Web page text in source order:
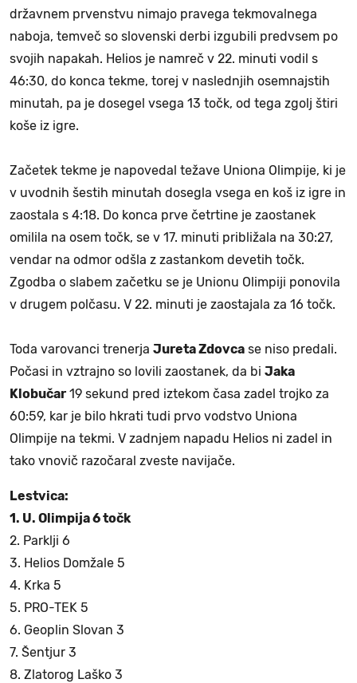
državnem prvenstvu nimajo pravega tekmovalnega
naboja, temveč so slovenski derbi izgubili predvsem po
svojih napakah. Helios je namreč v 22. minuti vodil s
46:30, do konca tekme, torej v naslednjih osemnajstih
minutah, pa je dosegel vsega 13 točk, od tega zgolj štiri
koše iz igre.
Začetek tekme je napovedal težave Uniona Olimpije, ki je
v uvodnih šestih minutah dosegla vsega en koš iz igre in
zaostala s 4:18. Do konca prve četrtine je zaostanek
omilila na osem točk, se v 17. minuti približala na 30:27,
vendar na odmor odšla z zastankom devetih točk.
Zgodba o slabem začetku se je Unionu Olimpiji ponovila
v drugem polčasu. V 22. minuti je zaostajala za 16 točk.
Toda varovanci trenerja Jureta Zdovca se niso predali.
Počasi in vztrajno so lovili zaostanek, da bi Jaka
Klobučar 19 sekund pred iztekom časa zadel trojko za
60:59, kar je bilo hkrati tudi prvo vodstvo Uniona
Olimpije na tekmi. V zadnjem napadu Helios ni zadel in
tako vnovič razočaral zveste navijače.
Lestvica:
1. U. Olimpija 6 točk
2. Parklji 6
3. Helios Domžale 5
4. Krka 5
5. PRO-TEK 5
6. Geoplin Slovan 3
7. Šentjur 3
8. Zlatorog Laško 3